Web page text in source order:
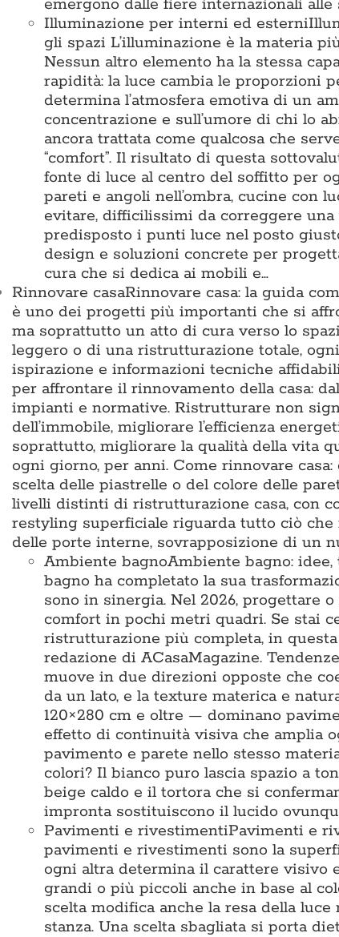
emergono dalle fiere internazionali
Illuminazione per interni ed esterni
gli spazi L’illuminazione è la materia
Nessun altro elemento ha la stessa
rapidità: la luce cambia le proporzioni
determina l’atmosfera emotiva di un
concentrazione e sull’umore di chi lo
ancora trattata come qualcosa che
“comfort”. Il risultato di questa
fonte di luce al centro del soffitto per
pareti e angoli nell’ombra, cucine con
evitare, difficilissimi da correggere
predisposto i punti luce nel posto
design e soluzioni concrete per
cura che si dedica ai mobili e…
Rinnovare casaRinnovare casa: la guida
è uno dei progetti più importanti che si
ma soprattutto un atto di cura verso lo
leggero o di una ristrutturazione totale,
ispirazione e informazioni tecniche
per affrontare il rinnovamento della casa:
impianti e normative. Ristrutturare non
dell’immobile, migliorare l’efficienza
soprattutto, migliorare la qualità della vita
ogni giorno, per anni. Come rinnovare
scelta delle piastrelle o del colore delle
livelli distinti di ristrutturazione casa, con
restyling superficiale riguarda tutto ciò
delle porte interne, sovrapposizione di un
Ambiente bagnoAmbiente bagno:
bagno ha completato la sua
sono in sinergia. Nel 2026, progettare
comfort in pochi metri quadri. Se stai
ristrutturazione più completa, in
redazione di ACasaMagazine.
muove in due direzioni opposte che
da un lato, e la texture materica e
120×280 cm e oltre — dominano
effetto di continuità visiva che amplia
pavimento e parete nello stesso
colori? Il bianco puro lascia spazio a
beige caldo e il tortora che si
impronta sostituiscono il lucido
Pavimenti e rivestimentiPavimenti e
pavimenti e rivestimenti sono la
ogni altra determina il carattere visivo
grandi o più piccoli anche in base al
scelta modifica anche la resa della
stanza. Una scelta sbagliata si porta